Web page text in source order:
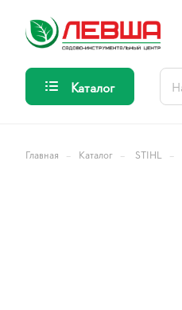
Каталог
Главная – Каталог – STIHL –